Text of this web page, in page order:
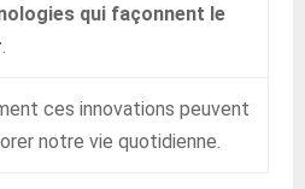
qui façonnent le
ces innovations peuvent
notre vie quotidienne.